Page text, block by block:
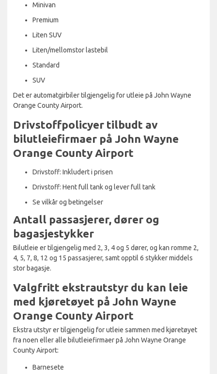
Minivan
Premium
Liten SUV
Liten/mellomstor lastebil
Standard
SUV
Det er automatgirbiler tilgjengelig for utleie på John Wayne
Orange County Airport.
Drivstoffpolicyer tilbudt av
bilutleiefirmaer på John Wayne
Orange County Airport
Drivstoff: Inkludert i prisen
Drivstoff: Hent full tank og lever full tank
Se vilkår og betingelser
Antall passasjerer, dører og
bagasjestykker
Bilutleie er tilgjengelig med 2, 3, 4 og 5 dører, og kan romme 2,
4, 5, 7, 8, 12 og 15 passasjerer, samt opptil 6 stykker middels
stor bagasje.
Valgfritt ekstrautstyr du kan leie
med kjøretøyet på John Wayne
Orange County Airport
Ekstra utstyr er tilgjengelig for utleie sammen med kjøretøyet
fra noen eller alle bilutleiefirmaer på John Wayne Orange
County Airport:
Barnesete